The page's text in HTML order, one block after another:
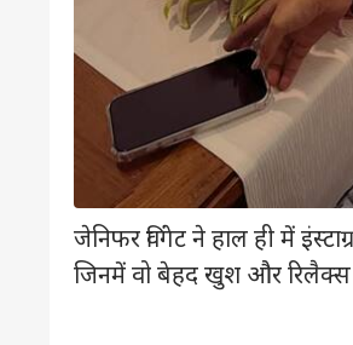
जेनिफर विंगेट ने हाल ही में
जिनमें वो बेहद खुश और
LOGIN